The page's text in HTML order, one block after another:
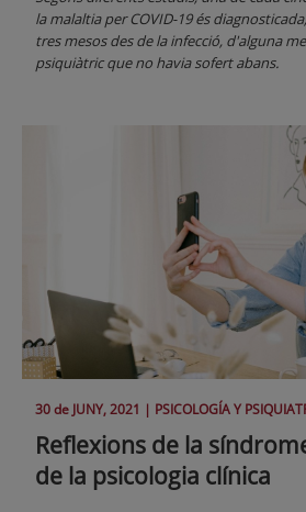
la malaltia per COVID-19 és
tres mesos des de la infecció, d'alguna
psiquiàtric que no havia sofert abans.
30 de JUNY, 2021 | PSICOLOGÍA Y
Reflexions de la
de la psicologia clínica